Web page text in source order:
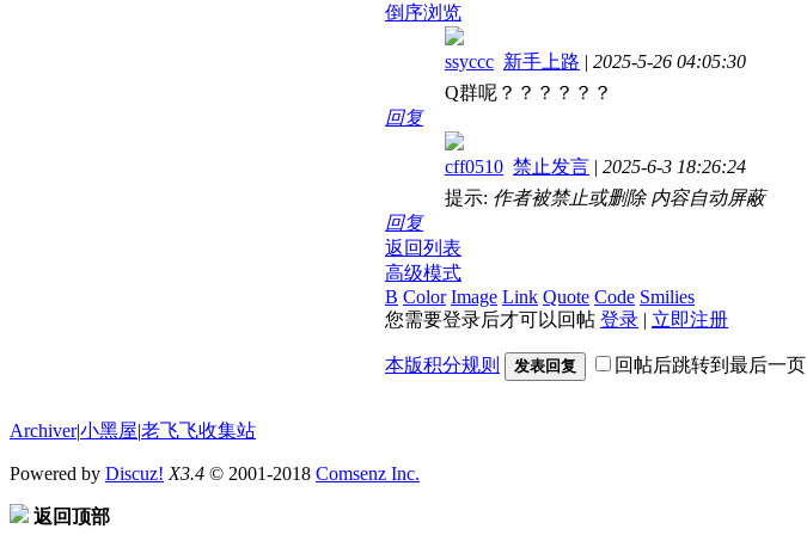
倒序浏览
ssyccc 新手上路 | 2025-5-26 04:05:30
Q群呢？？？？？？
回复
cff0510 禁止发言 | 2025-6-3 18:26:24
提示: 作者被禁止或删除 内容自动屏蔽
回复
返回列表
高级模式
B Color Image Link Quote Code Smilies
您需要登录后才可以回帖 登录 | 立即注册
本版积分规则 发表回复 回帖后跳转到最后一页
Archiver|小黑屋|老飞飞收集站
Powered by Discuz! X3.4 © 2001-2018 Comsenz Inc.
返回顶部